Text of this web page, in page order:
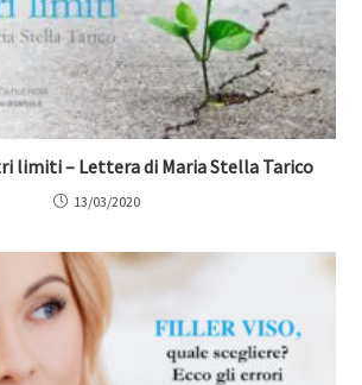
limiti – Lettera di Maria Stella Tarico
13/03/2020